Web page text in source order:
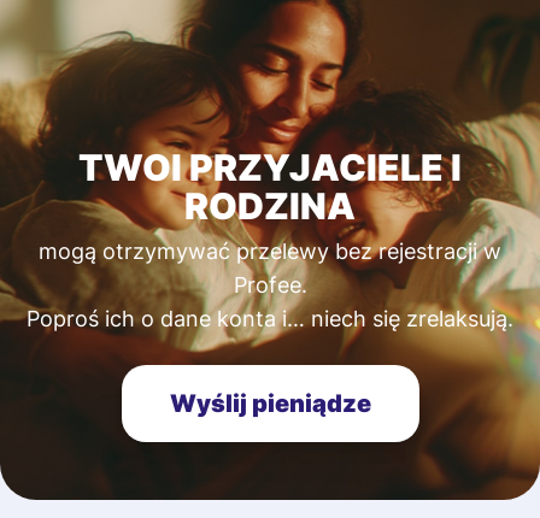
TWOI PRZYJACIELE I
RODZINA
mogą otrzymywać przelewy bez rejestracji w
Profee.
Poproś ich o dane konta i… niech się zrelaksują.
Wyślij pieniądze